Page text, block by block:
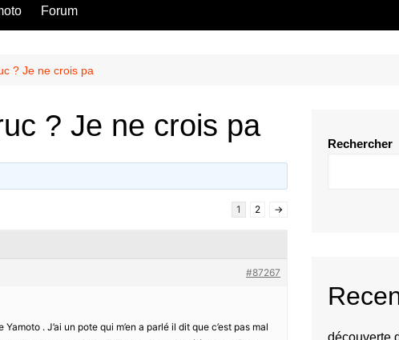
Forum
? Je ne crois pa
? Je ne crois pa
1 2 →
#87267
. J’ai un pote qui m’en a parlé il dit que c’est pas mal
Rechercher